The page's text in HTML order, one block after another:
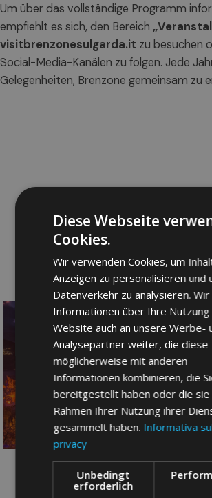
Um über das vollständige Programm
empfiehlt es sich, den Bereich
visitbrenzonesulgarda.it zu besuchen
Social-Media-Kanälen zu folgen. Jede
Gelegenheiten, Brenzone gemeinsam zu
Diese Webseite
Cookies.
Wir verwenden Cookies, um
Anzeigen zu personalisieren und
Datenverkehr zu analysieren.
Informationen über Ihre
Website auch an unsere Werbe-
Analysepartner weiter, die diese
möglicherweise mit anderen
Informationen kombinieren, die
bereitgestellt haben oder die sie
Rahmen Ihrer Nutzung ihrer
gesammelt haben. Informativa
privacy
Unbedingt
erforderlich